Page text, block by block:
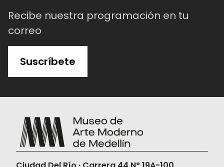
Recibe nuestra programación en tu
correo
Suscríbete